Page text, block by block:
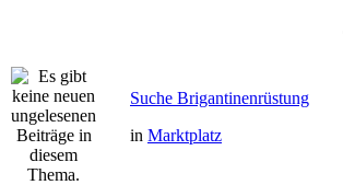
Suche Brigantinenrüstung
in Marktplatz